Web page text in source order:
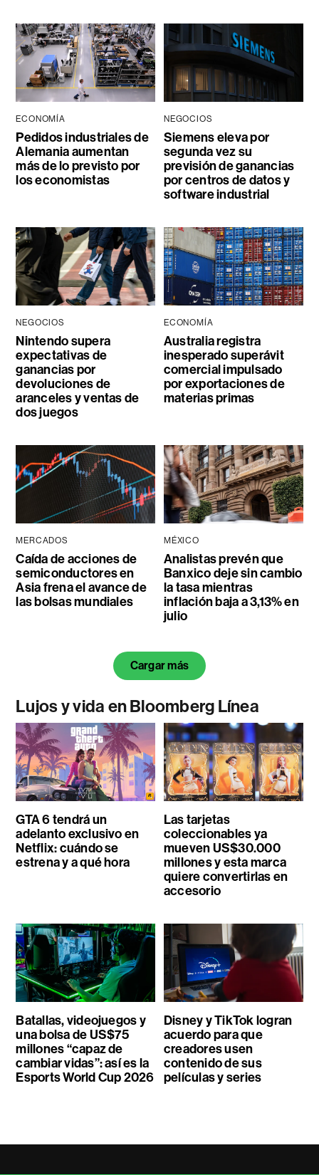
ECONOMÍA
Pedidos industriales de
Alemania aumentan
más de lo previsto por
los economistas
NEGOCIOS
Siemens eleva por
segunda vez su
previsión de ganancias
por centros de datos y
software industrial
NEGOCIOS
Nintendo supera
expectativas de
ganancias por
devoluciones de
aranceles y ventas de
dos juegos
ECONOMÍA
Australia registra
inesperado superávit
comercial impulsado
por exportaciones de
materias primas
MERCADOS
Caída de acciones de
semiconductores en
Asia frena el avance de
las bolsas mundiales
MÉXICO
Analistas prevén que
Banxico deje sin cambio
la tasa mientras
inflación baja a 3,13% en
julio
Cargar más
Lujos y vida en Bloomberg Línea
GTA 6 tendrá un
adelanto exclusivo en
Netflix: cuándo se
estrena y a qué hora
Las tarjetas
coleccionables ya
mueven US$30.000
millones y esta marca
quiere convertirlas en
accesorio
Batallas, videojuegos y
una bolsa de US$75
millones “capaz de
cambiar vidas”: así es la
Esports World Cup 2026
Disney y TikTok logran
acuerdo para que
creadores usen
contenido de sus
películas y series